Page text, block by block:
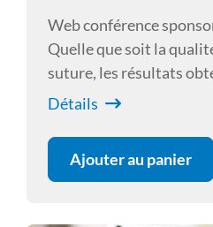
Web conférence
Quelle que soit la
suture, les résultats
facteurs dépendants du
domaine d’utilisation de
indications » et ses
Détails
Ajouter au panier